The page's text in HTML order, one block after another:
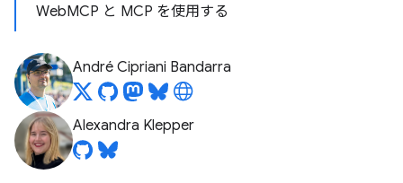
WebMCP と MCP を使用する
André Cipriani Bandarra
Alexandra Klepper